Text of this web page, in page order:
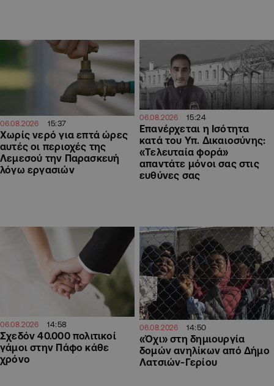
06.08.2026 15:37
Χωρίς νερό για επτά ώρες
αυτές οι περιοχές της
Λεμεσού την Παρασκευή
λόγω εργασιών
06.08.2026 15:24
Επανέρχεται η Ισότητα
κατά του Υπ. Δικαιοσύνης:
«Τελευταία φορά»
απαντάτε μόνοι σας στις
ευθύνες σας
06.08.2026 14:58
Σχεδόν 40.000 πολιτικοί
γάμοι στην Πάφο κάθε
χρόνο
06.08.2026 14:50
«Όχι» στη δημιουργία
δομών ανηλίκων από Δήμο
Λατσιών-Γερίου